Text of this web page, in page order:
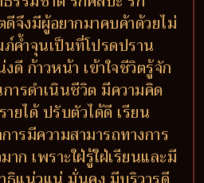
จึงมีผู้อยากมาคบค้าด้วยไม่
ค้ำจุนเป็นที่โปรดปราน
ก้าวหน้า เข้าใจชีวิตรู้จัก
ารดำเนินชีวิต มีความคิด
ยได้ ปรับตัวได้ดี เรียน
ารมีความสามารถทางการ
ก เพราะใฝ่รู้ใฝ่เรียนและมี